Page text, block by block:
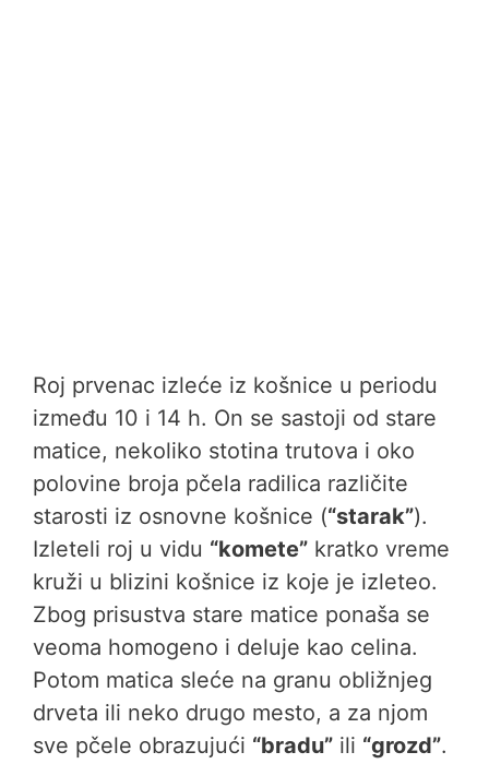
Roj prvenac izleće iz košnice u periodu
između 10 i 14 h. On se sastoji od stare
matice, nekoliko stotina trutova i oko
polovine broja pčela radilica različite
starosti iz osnovne košnice (“starak”).
Izleteli roj u vidu “komete” kratko vreme
kruži u blizini košnice iz koje je izleteo.
Zbog prisustva stare matice ponaša se
veoma homogeno i deluje kao celina.
Potom matica sleće na granu obližnjeg
drveta ili neko drugo mesto, a za njom
sve pčele obrazujući “bradu” ili “grozd”.